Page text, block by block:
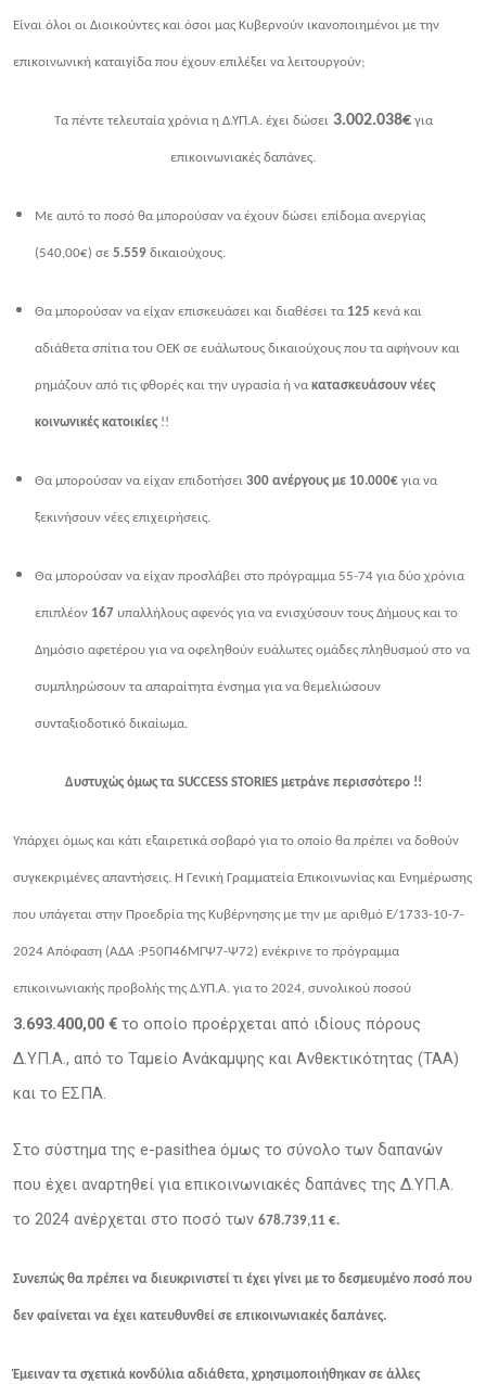
Είναι όλοι οι Διοικούντες και όσοι μας Κυβερνούν ικανοποιημένοι με την
επικοινωνική καταιγίδα που έχουν επιλέξει να λειτουργούν;
Tα πέντε τελευταία χρόνια η Δ.ΥΠ.Α. έχει δώσει3.002.038€για
επικοινωνιακές δαπάνες.
Με αυτό το ποσό θα μπορούσαν να έχουν δώσει επίδομα ανεργίας
(540,00€) σε 5.559 δικαιούχους.
Θα μπορούσαν να είχαν επισκευάσει και διαθέσει τα 125 κενά και
αδιάθετα σπίτια του ΟΕΚ σε ευάλωτους δικαιούχους που τα αφήνουν και
ρημάζουν από τις φθορές και την υγρασία ή νακατασκευάσουν νέες
κοινωνικές κατοικίες !!
Θα μπορούσαν να είχαν επιδοτήσει 300 ανέργους με 10.000€ για να
ξεκινήσουν νέες επιχειρήσεις.
Θα μπορούσαν να είχαν προσλάβει στο πρόγραμμα 55-74 για δύο χρόνια
επιπλέον 167 υπαλλήλους αφενός για να ενισχύσουν τους Δήμους και το
Δημόσιο αφετέρου για να οφεληθούν ευάλωτες ομάδες πληθυσμού στο να
συμπληρώσουν τα απαραίτητα ένσημα για να θεμελιώσουν
συνταξιοδοτικό δικαίωμα.
Δυστυχώς όμως τα SUCCESS STORIES μετράνε περισσότερο !!
Υπάρχει όμως και κάτι εξαιρετικά σοβαρό για το οποίο θα πρέπει να δοθούν
συγκεκριμένες απαντήσεις. Η Γενική Γραμματεία Επικοινωνίας και Ενημέρωσης
που υπάγεται στην Προεδρία της Κυβέρνησης με την με αριθμό Ε/1733-10-7-
2024 Απόφαση (ΑΔΑ :Ρ50Π46ΜΓΨ7-Ψ72) ενέκρινε το πρόγραμμα
επικοινωνιακής προβολής της Δ.ΥΠ.Α. για το 2024, συνολικού ποσού
3.693.400,00 € το οποίο προέρχεται από ιδίους πόρους
Δ.ΥΠ.Α., από το Ταμείο Ανάκαμψης και Ανθεκτικότητας (ΤΑΑ)
και το ΕΣΠΑ.
Στο σύστημα της e-pasithea όμως το σύνολο των δαπανών
που έχει αναρτηθεί για επικοινωνιακές δαπάνες της Δ.ΥΠ.Α.
το 2024 ανέρχεται στο ποσό των 678.739,11 €.
Συνεπώς θα πρέπει να διευκρινιστεί τι έχει γίνει με το δεσμευμένο ποσό που
δεν φαίνεται να έχει κατευθυνθεί σε επικοινωνιακές δαπάνες.
Έμειναν τα σχετικά κονδύλια αδιάθετα, χρησιμοποιήθηκαν σε άλλες